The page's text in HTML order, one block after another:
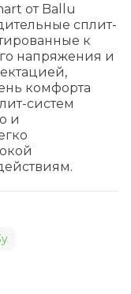
от Ballu
сплит-
к
напряжения и
комфорта
систем
и